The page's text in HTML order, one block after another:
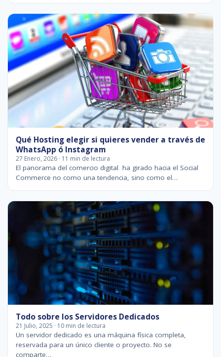
Qué Hosting elegir si quieres vender a través de
WhatsApp ó Instagram
27 Enero, 2026 · 11 min de lectura
El panorama del comercio digital ha girado hacia el Social
Commerce no como una tendencia, sino como el…
Todo sobre los Servidores Dedicados
21 Julio, 2025 · 10 min de lectura
Un servidor dedicado es una máquina física completa,
reservada para un único cliente o proyecto. No se
comparte…